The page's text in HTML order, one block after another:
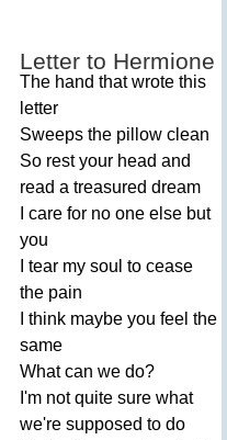
Letter to Hermione
The hand that wrote this
letter
Sweeps the pillow clean
So rest your head and
read a treasured dream
care for no one else but
you
tear my soul to cease
the pain
think maybe you feel the
same
What can we do?
I'm not quite sure what
we're supposed to do